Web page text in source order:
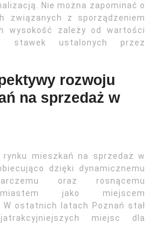
Nie można zapominać o
związanych z sporządzeniem
wysokość zależy od wartości
stawek ustalonych przez
rozwoju
na sprzedaż w
rynku mieszkań na sprzedaż w
dzięki dynamicznemu
oraz rosnącemu
miastem jako miejscem
W ostatnich latach Poznań stał
miejsc dla